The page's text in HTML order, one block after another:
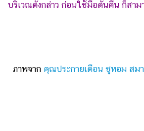
บริเวณดังกล่าว ก่อนใช้มือดันคืน ก็สาม
ภาพจาก คุณประกายเดือน ชูหอม สม